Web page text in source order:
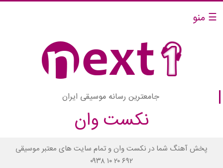
☰ منو
جامعترین رسانه موسیقی ایران
نکست وان
پخش آهنگ شما در نکست وان و تمام سایت های معتبر موسیقی
۰۹۳۸ ۱۰ ۲۰ ۶۹۲